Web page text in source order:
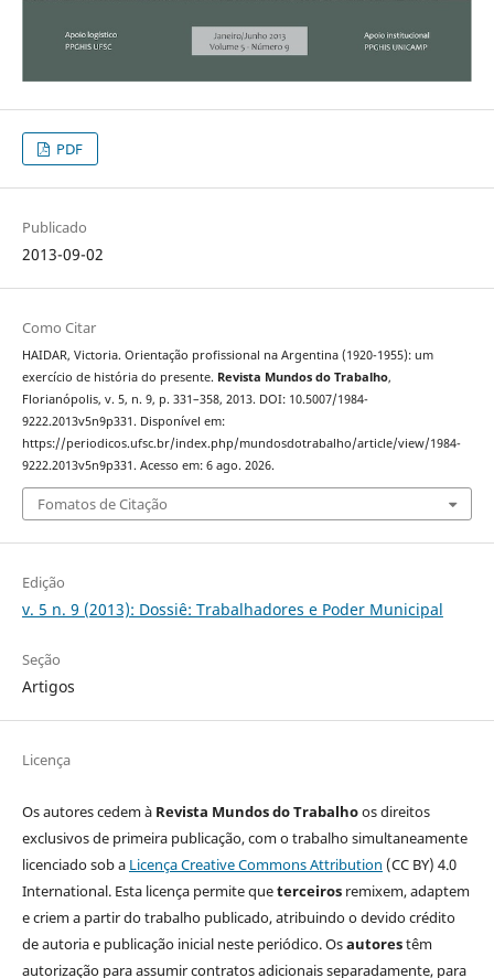
PDF
Publicado
2013-09-02
Como Citar
HAIDAR, Victoria. Orientação profissional na Argentina (1920-1955): um
exercício de história do presente. Revista Mundos do Trabalho,
Florianópolis, v. 5, n. 9, p. 331–358, 2013. DOI: 10.5007/1984-
9222.2013v5n9p331. Disponível em:
https://periodicos.ufsc.br/index.php/mundosdotrabalho/article/view/1984-
9222.2013v5n9p331. Acesso em: 6 ago. 2026.
Fomatos de Citação
Edição
v. 5 n. 9 (2013): Dossiê: Trabalhadores e Poder Municipal
Seção
Artigos
Licença
Os autores cedem à Revista Mundos do Trabalhoos direitos
exclusivos de primeira publicação, com o trabalho simultaneamente
licenciado sob a Licença Creative Commons Attribution (CC BY) 4.0
International. Esta licença permite queterceirosremixem, adaptem
e criem a partir do trabalho publicado, atribuindo o devido crédito
de autoria e publicação inicial neste periódico. Osautorestêm
autorização para assumir contratos adicionais separadamente, para